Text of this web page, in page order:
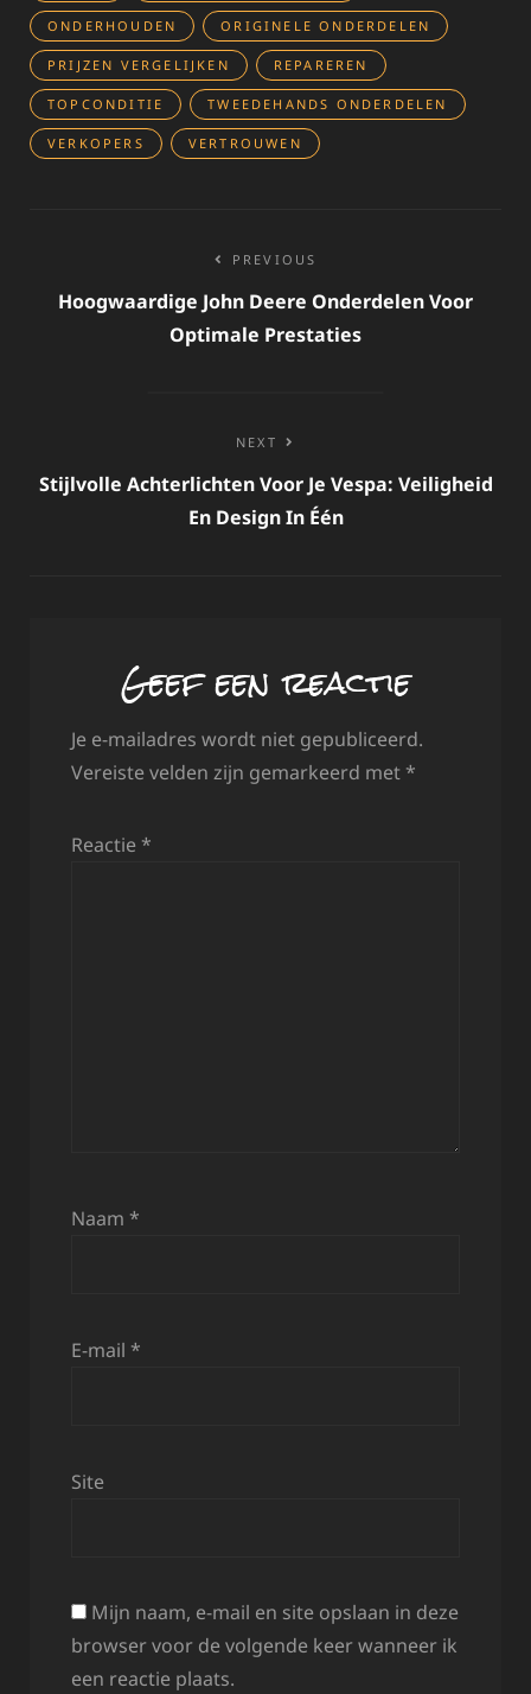
ONDERHOUDEN ORIGINELE ONDERDELEN
PRIJZEN VERGELIJKEN REPAREREN
TOPCONDITIE TWEEDEHANDS ONDERDELEN
VERKOPERS VERTROUWEN
navigatie
PREVIOUS
Hoogwaardige John Deere Onderdelen Voor
Optimale Prestaties
NEXT
Stijlvolle Achterlichten Voor Je Vespa: Veiligheid
En Design In Één
Geef een reactie
Je e-mailadres wordt niet gepubliceerd.
Vereiste velden zijn gemarkeerd met *
Reactie *
Naam *
E-mail *
Site
Mijn naam, e-mail en site opslaan in deze
browser voor de volgende keer wanneer ik
een reactie plaats.